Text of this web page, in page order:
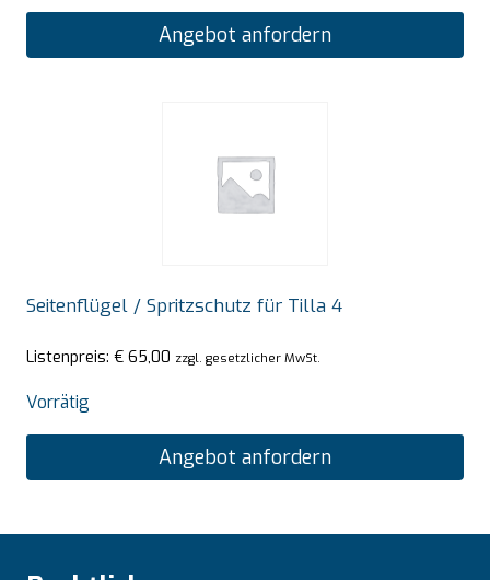
Angebot anfordern
Seitenflügel / Spritzschutz für Tilla 4
Listenpreis: € 65,00 zzgl. gesetzlicher MwSt.
Vorrätig
Angebot anfordern